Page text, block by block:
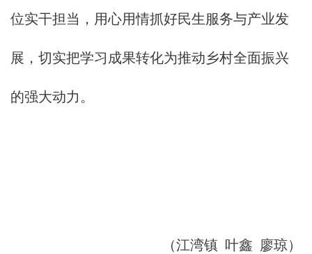
位实干担当，用心用情抓好民生服务与产业发
展，切实把学习成果转化为推动乡村全面振兴
的强大动力。
（江湾镇 叶鑫 廖琼）